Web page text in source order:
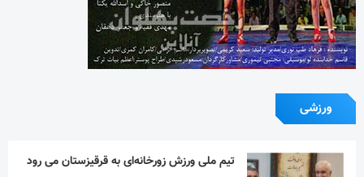
ورزشی
تیم ملی ورزش زورخانه‌ای به قرقیزستان می رود